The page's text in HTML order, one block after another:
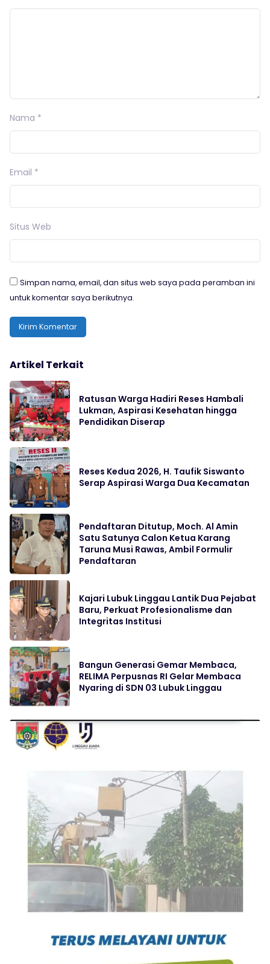
Nama *
Email *
Situs Web
Simpan nama, email, dan situs web saya pada peramban ini
untuk komentar saya berikutnya.
Artikel Terkait
Ratusan Warga Hadiri Reses Hambali
Lukman, Aspirasi Kesehatan hingga
Pendidikan Diserap
Reses Kedua 2026, H. Taufik Siswanto
Serap Aspirasi Warga Dua Kecamatan
Pendaftaran Ditutup, Moch. Al Amin
Satu Satunya Calon Ketua Karang
Taruna Musi Rawas, Ambil Formulir
Pendaftaran
Kajari Lubuk Linggau Lantik Dua Pejabat
Baru, Perkuat Profesionalisme dan
Integritas Institusi
Bangun Generasi Gemar Membaca,
RELIMA Perpusnas RI Gelar Membaca
Nyaring di SDN 03 Lubuk Linggau